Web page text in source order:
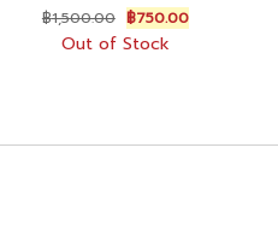
฿1,500.00 Original
price
was:
฿750.00Current
price
Out of Stock